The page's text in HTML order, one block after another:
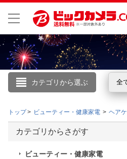
カテゴリから選ぶ 全
こんにちは
ログ
トップ ビューティー・健康家電 ヘア
カテゴリからさがす
ビューティー・健康家電